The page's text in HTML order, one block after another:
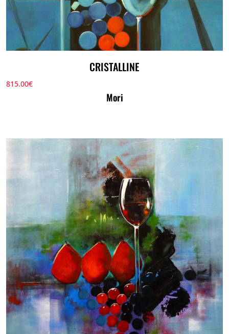
CRISTALLINE
815.00€
Mori